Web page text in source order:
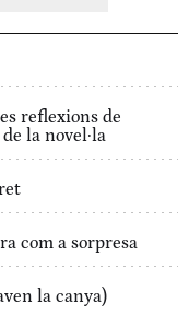
reflexions de
la novel·la
com a sorpresa
la canya)